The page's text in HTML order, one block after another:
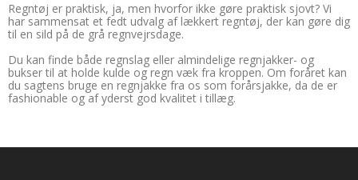
Regntøj er praktisk, ja, men hvorfor ikke gøre praktisk sjovt? Vi
har sammensat et fedt udvalg af lækkert regntøj, der kan gøre dig
til en sild på de grå regnvejrsdage.
Du kan finde både regnslag eller almindelige regnjakker- og
bukser til at holde kulde og regn væk fra kroppen. Om foråret kan
du sagtens bruge en regnjakke fra os som forårsjakke, da de er
fashionable og af yderst god kvalitet i tillæg.